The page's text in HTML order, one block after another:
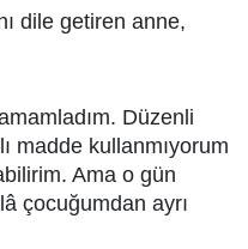
dile getiren anne,
Düzenli
madde kullanmıyorum
Ama o gün
çocuğumdan ayrı